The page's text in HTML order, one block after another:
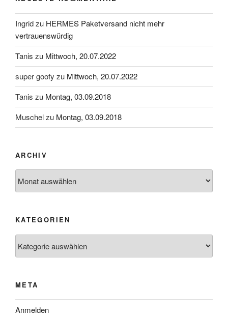
Ingridzu HERMES Paketversand nicht mehr
vertrauenswürdig
Tanis zu Mittwoch, 20.07.2022
super goofy zu Mittwoch, 20.07.2022
Tanis zu Montag, 03.09.2018
Muschelzu Montag, 03.09.2018
ARCHIV
KATEGORIEN
META
Anmelden